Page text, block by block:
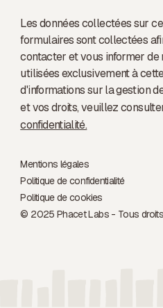
Les données collectées sur
formulaires sont collectées
contacter et vous informer de
utilisées exclusivement à
d'informations sur la gestion
et vos droits, veuillez
confidentialité.
© 2025 Phacet Labs - Tous
Mentions légales
Politique de confidentialité
Politique de cookies